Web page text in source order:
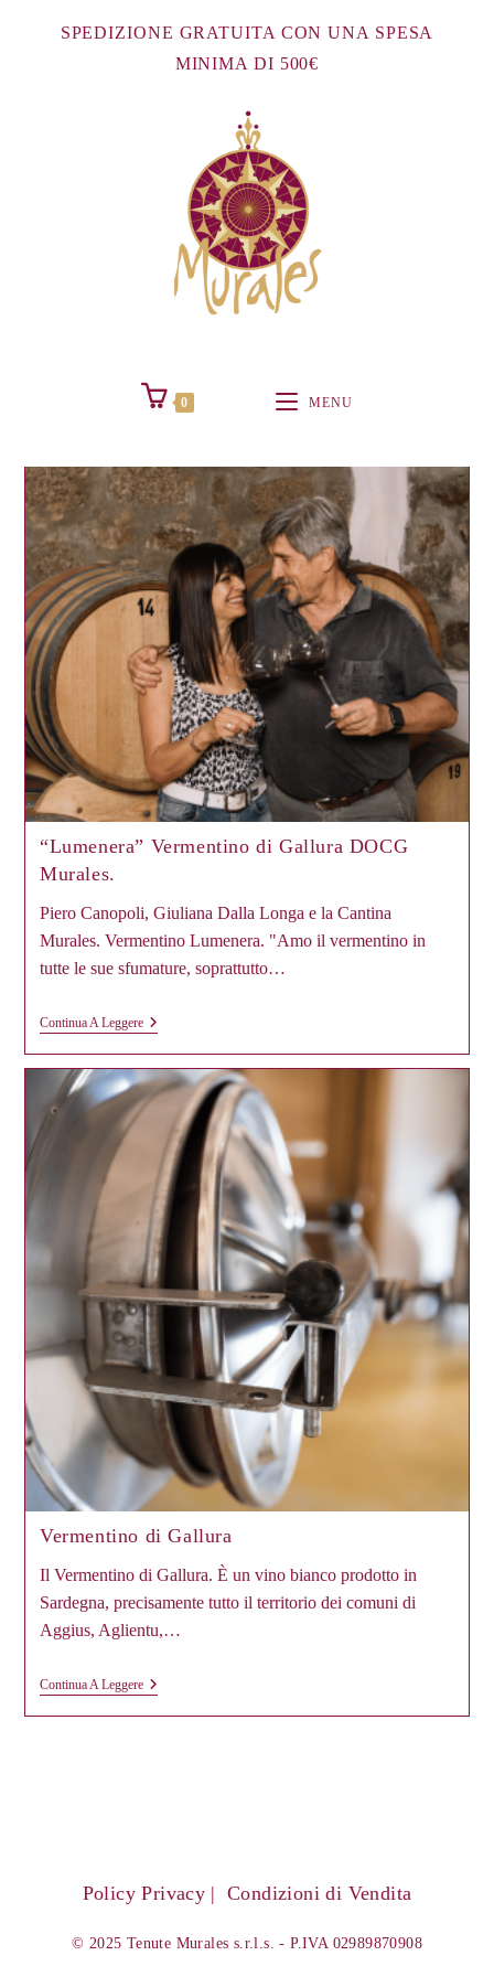
SPEDIZIONE GRATUITA CON UNA SPESA
MINIMA DI 500€
0 MENU
“Lumenera” Vermentino di Gallura DOCG
Murales.
Piero Canopoli, Giuliana Dalla Longa e la Cantina
Murales. Vermentino Lumenera. "Amo il vermentino in
tutte le sue sfumature, soprattutto…
Continua A Leggere“Lumenera”
Di
Gallura
DOCG
Murales.
Vermentino di Gallura
Il Vermentino di Gallura. È un vino bianco prodotto in
Sardegna, precisamente tutto il territorio dei comuni di
Aggius, Aglientu,…
Continua A LeggereVermentino
Gallura
Policy Privacy Condizioni di Vendita
© 2025 Tenute Murales s.r.l.s. - P.IVA 02989870908